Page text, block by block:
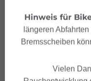
Eigenschaften
Routentyp
Schwierigkeit
Hinweis für
längeren
Bremsscheiben
Vielen